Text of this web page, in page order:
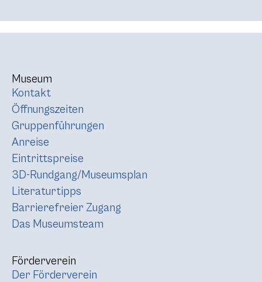
Museum
Kontakt
Öffnungszeiten
Gruppenführungen
Anreise
Eintrittspreise
3D-Rundgang/Museumsplan
Literaturtipps
Barrierefreier Zugang
Das Museumsteam
Förderverein
Der Förderverein